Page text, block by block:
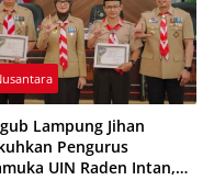
Lampung Jihan
Pengurus
UIN Raden Intan,